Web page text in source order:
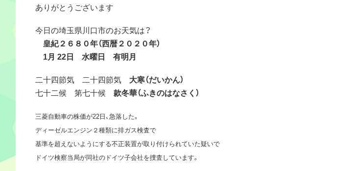
ありがとうございます
今日の埼玉県川口市のお天気は？
皇紀２６８０年（西暦２０２０年）
1月 22日 水曜日 有明月
二十四節気 二十四節気 大寒（だいかん）
七十二候 第七十候 款冬華（ふきのはなさく）
三菱自動車の株価が22日、急落した。
ディーゼルエンジン２種類に排ガス検査で
基準を超えないようにする不正装置が取り付けられていた疑いで
ドイツ検察当局が同社のドイツ子会社を捜査しています。